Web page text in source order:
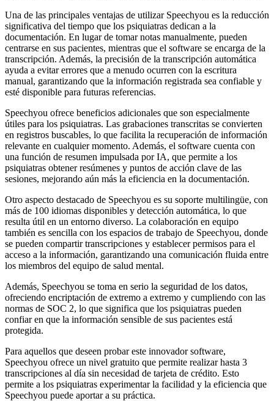
Una de las principales ventajas de utilizar Speechyou es la reducción
significativa del tiempo que los psiquiatras dedican a la
documentación. En lugar de tomar notas manualmente, pueden
centrarse en sus pacientes, mientras que el software se encarga de la
transcripción. Además, la precisión de la transcripción automática
ayuda a evitar errores que a menudo ocurren con la escritura
manual, garantizando que la información registrada sea confiable y
esté disponible para futuras referencias.
Speechyou ofrece beneficios adicionales que son especialmente
útiles para los psiquiatras. Las grabaciones transcritas se convierten
en registros buscables, lo que facilita la recuperación de información
relevante en cualquier momento. Además, el software cuenta con
una función de resumen impulsada por IA, que permite a los
psiquiatras obtener resúmenes y puntos de acción clave de las
sesiones, mejorando aún más la eficiencia en la documentación.
Otro aspecto destacado de Speechyou es su soporte multilingüe, con
más de 100 idiomas disponibles y detección automática, lo que
resulta útil en un entorno diverso. La colaboración en equipo
también es sencilla con los espacios de trabajo de Speechyou, donde
se pueden compartir transcripciones y establecer permisos para el
acceso a la información, garantizando una comunicación fluida entre
los miembros del equipo de salud mental.
Además, Speechyou se toma en serio la seguridad de los datos,
ofreciendo encriptación de extremo a extremo y cumpliendo con las
normas de SOC 2, lo que significa que los psiquiatras pueden
confiar en que la información sensible de sus pacientes está
protegida.
Para aquellos que deseen probar este innovador software,
Speechyou ofrece un nivel gratuito que permite realizar hasta 3
transcripciones al día sin necesidad de tarjeta de crédito. Esto
permite a los psiquiatras experimentar la facilidad y la eficiencia que
Speechyou puede aportar a su práctica.